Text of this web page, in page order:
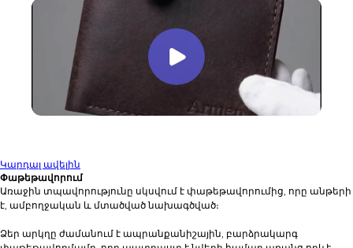
Կարդալ ավելին
Փաթեթավորում
Առաջին տպավորությունը սկսվում է փաթեթավորումից, որը անթերի
է, ամբողջական և մտածված նախագծված։
Ձեր արկղը ժամանում է ապրանքանիշային, բարձրակարգ